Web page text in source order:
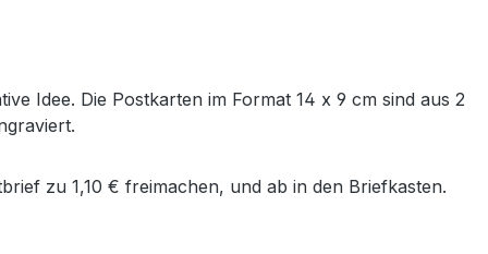
Idee. Die Postkarten im Format 14 x 9 cm sind aus 2
zu 1,10 € freimachen, und ab in den Briefkasten.